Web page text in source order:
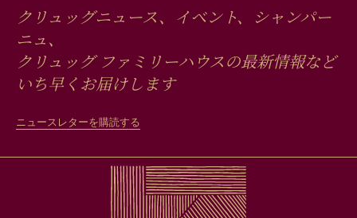
クリュッグニュース、イベント、シャンパー
ニュ、
クリュッグ ファミリーハウスの最新情報など
いち早くお届けします
ニュースレターを購読する